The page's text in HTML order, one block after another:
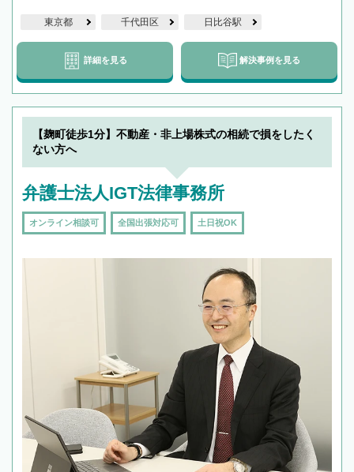
東京都 千代田区 日比谷駅
詳細を見る 解決事例を見る
【麹町徒歩1分】不動産・非上場株式の相続で損をしたく
ない方へ
弁護士法人IGT法律事務所
オンライン相談可 全国出張対応可 土日祝OK